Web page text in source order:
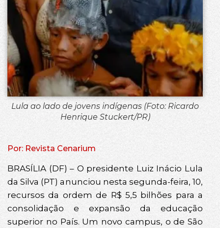
Lula ao lado de jovens indígenas (Foto: Ricardo
Henrique Stuckert/PR)
Por: Revista Cenarium
BRASÍLIA (DF) – O presidente Luiz Inácio Lula
da Silva (PT) anunciou nesta segunda-feira, 10,
recursos da ordem de R$ 5,5 bilhões para a
consolidação e expansão da educação
superior no País. Um novo campus, o de São